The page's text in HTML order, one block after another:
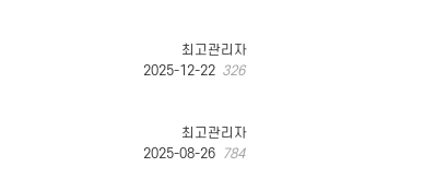
최고관리자
2025-12-22 326
최고관리자
2025-08-26 784